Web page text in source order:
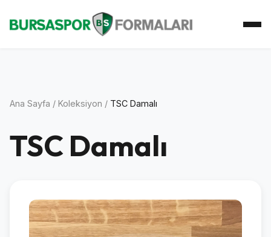
Koleksiyon
Ana Sayfa / Koleksiyon / TSC Damalı
TSC Damalı